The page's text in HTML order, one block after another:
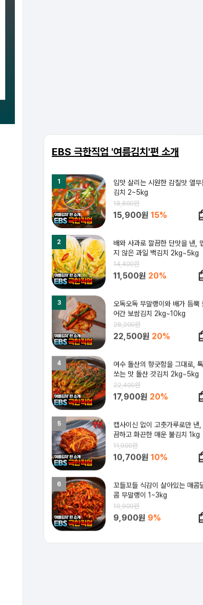
EBS 극한직업 '여름김치'편 소개
1
입맛 살리는 시원한 감칠맛 열무
김치 2~5kg
18,800원
15,900원 15%
2
배와 사과로 깔끔한 단맛을 낸,
지 않은 과일 백김치 2kg~5kg
14,400원
11,500원 20%
3
오독오독 무말랭이와 배가 듬뿍
어간 보쌈김치 2kg~10kg
28,200원
22,500원 20%
4
여수 돌산의 향긋함을 그대로,
쏘는 맛 돌산 갓김치 2kg~5kg
22,400원
17,900원 20%
5
캡사이신 없이 고춧가루로만 낸
끔하고 화끈한 매운 불김치 1kg
11,900원
10,700원 10%
6
꼬들꼬들 식감이 살아있는 매콤
콤 무말랭이 1~3kg
10,900원
9,900원 9%